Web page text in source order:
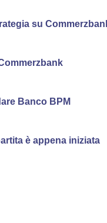
su
Banco BPM
è appena iniziata